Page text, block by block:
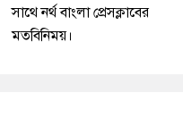
সাথে নর্থ বাংলা প্রেসক্লাবের
মতবিনিময়।